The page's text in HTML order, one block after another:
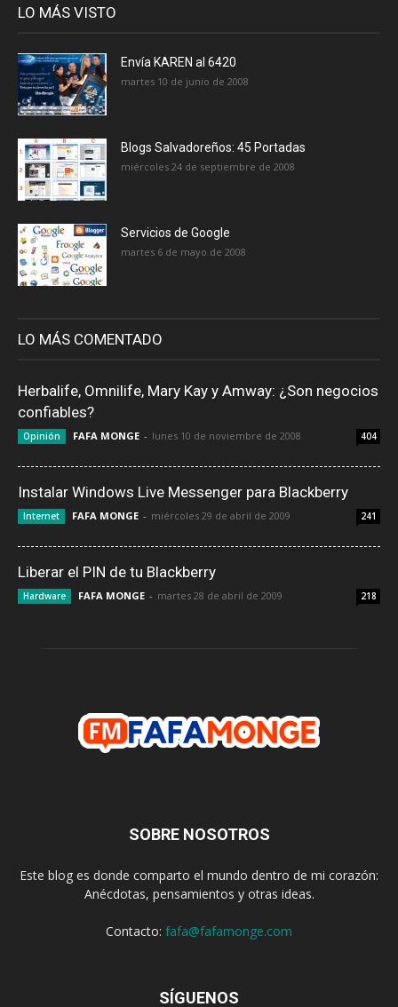
LO MÁS VISTO
Envía KAREN al 6420
martes 10 de junio de 2008
Blogs Salvadoreños: 45 Portadas
miércoles 24 de septiembre de 2008
Servicios de Google
martes 6 de mayo de 2008
LO MÁS COMENTADO
Herbalife, Omnilife, Mary Kay y Amway: ¿Son negocios
confiables?
Opinión FAFA MONGE - lunes 10 de noviembre de 2008 404
Instalar Windows Live Messenger para Blackberry
Internet FAFA MONGE - miércoles 29 de abril de 2009 241
Liberar el PIN de tu Blackberry
Hardware FAFA MONGE - martes 28 de abril de 2009 218
SOBRE NOSOTROS
Este blog es donde comparto el mundo dentro de mi corazón:
Anécdotas, pensamientos y otras ideas.
Contacto: fafa@fafamonge.com
SÍGUENOS